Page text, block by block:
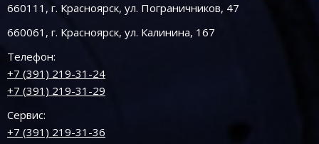
660111, г. Красноярск, ул. Пограничников, 47
660061, г. Красноярск, ул. Калинина, 167
Телефон:
+7 (391) 219-31-24
+7 (391) 219-31-29
Сервис:
+7 (391) 219-31-36